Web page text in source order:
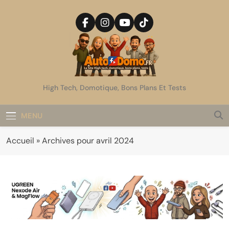
AutoDomo
High Tech, Domotique, Bons Plans Et Tests
MENU
Accueil »Archives pour avril 2024